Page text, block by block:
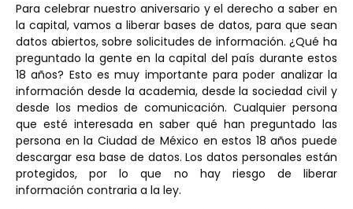
Para celebrar nuestro aniversario y el derecho a saber en
la capital, vamos a liberar bases de datos, para que sean
datos abiertos, sobre solicitudes de información. ¿Qué ha
preguntado la gente en la capital del país durante estos
18 años? Esto es muy importante para poder analizar la
información desde la academia, desde la sociedad civil y
desde los medios de comunicación. Cualquier persona
que esté interesada en saber qué han preguntado las
persona en la Ciudad de México en estos 18 años puede
descargar esa base de datos. Los datos personales están
protegidos, por lo que no hay riesgo de liberar
información contraria a la ley.